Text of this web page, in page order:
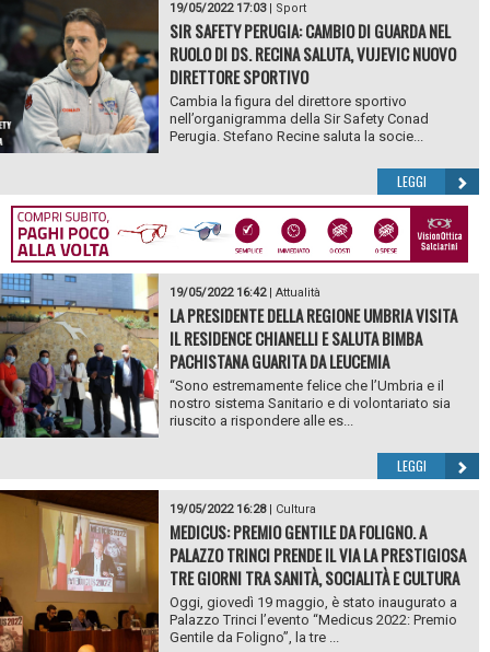
19/05/2022 17:03| Sport
SIR SAFETY PERUGIA: CAMBIO DI GUARDA NEL
RUOLO DI DS. RECINA SALUTA, VUJEVIC NUOVO
DIRETTORE SPORTIVO
Cambia la figura del direttore sportivo
nell’organigramma della Sir Safety Conad
Perugia. Stefano Recine saluta la socie...
LEGGI
19/05/2022 16:42| Attualità
LA PRESIDENTE DELLA REGIONE UMBRIA VISITA
IL RESIDENCE CHIANELLI E SALUTA BIMBA
PACHISTANA GUARITA DA LEUCEMIA
“Sono estremamente felice che l’Umbria e il
nostro sistema Sanitario e di volontariato sia
riuscito a rispondere alle es...
LEGGI
19/05/2022 16:28| Cultura
MEDICUS: PREMIO GENTILE DA FOLIGNO. A
PALAZZO TRINCI PRENDE IL VIA LA PRESTIGIOSA
TRE GIORNI TRA SANITÀ, SOCIALITÀ E CULTURA
Oggi, giovedì 19 maggio, è stato inaugurato a
Palazzo Trinci l’evento “Medicus 2022: Premio
Gentile da Foligno”, la tre ...